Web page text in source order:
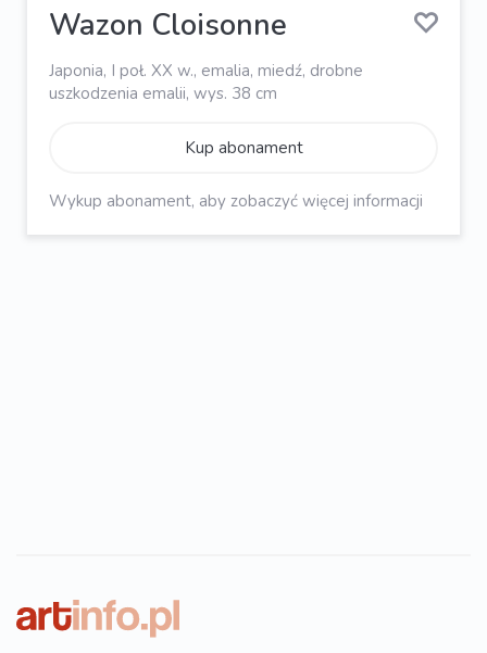
Wazon Cloisonne
Japonia, I poł. XX w., emalia, miedź, drobne
uszkodzenia emalii, wys. 38 cm
Kup abonament
Wykup abonament, aby zobaczyć więcej informacji